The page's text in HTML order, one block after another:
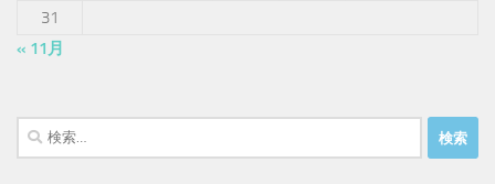
31
« 11月
検
索: